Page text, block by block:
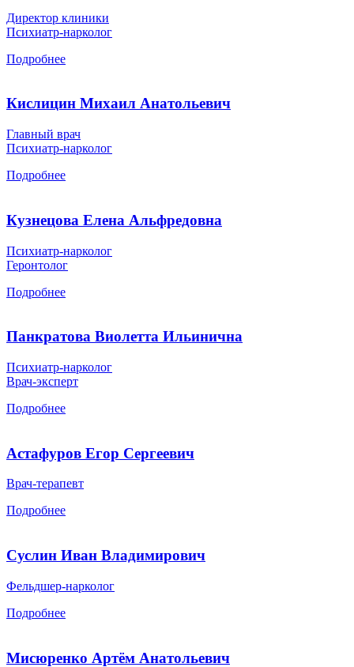
Директор клиники
Психиатр-нарколог
Подробнее
Кислицин Михаил Анатольевич
Главный врач
Психиатр-нарколог
Подробнее
Кузнецова Елена Альфредовна
Психиатр-нарколог
Геронтолог
Подробнее
Панкратова Виолетта Ильинична
Психиатр-нарколог
Врач-эксперт
Подробнее
Астафуров Егор Сергеевич
Врач-терапевт
Подробнее
Суслин Иван Владимирович
Фельдшер-нарколог
Подробнее
Мисюренко Артём Анатольевич